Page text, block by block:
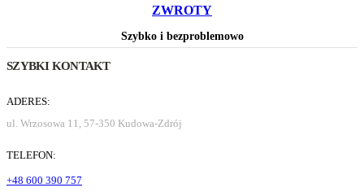
ZWROTY
Szybko i bezproblemowo
SZYBKI KONTAKT
ADERES:
ul. Wrzosowa 11, 57-350 Kudowa-Zdrój
TELEFON:
+48 600 390 757